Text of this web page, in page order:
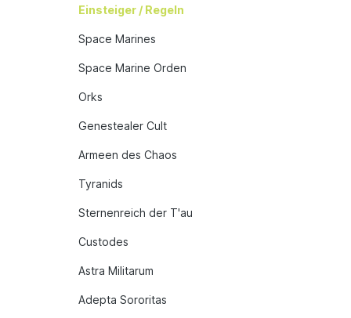
Einsteiger / Regeln
Space Marines
Space Marine Orden
Orks
Genestealer Cult
Armeen des Chaos
Tyranids
Sternenreich der T'au
Custodes
Astra Militarum
Adepta Sororitas